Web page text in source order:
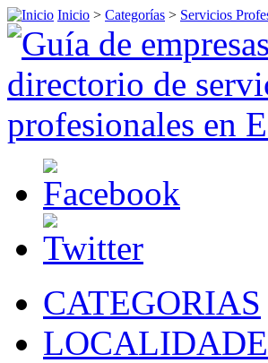
Inicio > Categorías > Servicios
CATEGORIAS